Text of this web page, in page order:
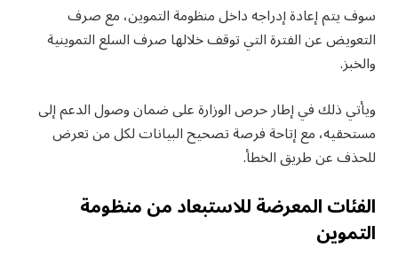
سوف يتم إعادة إدراجه داخل منظومة التموين، مع صرف
التعويض عن الفترة التي توقف خلالها صرف السلع التموينية
والخبز.
ويأتي ذلك في إطار حرص الوزارة على ضمان وصول الدعم إلى
مستحقيه، مع إتاحة فرصة تصحيح البيانات لكل من تعرض
للحذف عن طريق الخطأ.
الفئات المعرضة للاستبعاد من منظومة
التموين